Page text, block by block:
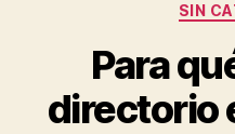
SIN
Para
directorio